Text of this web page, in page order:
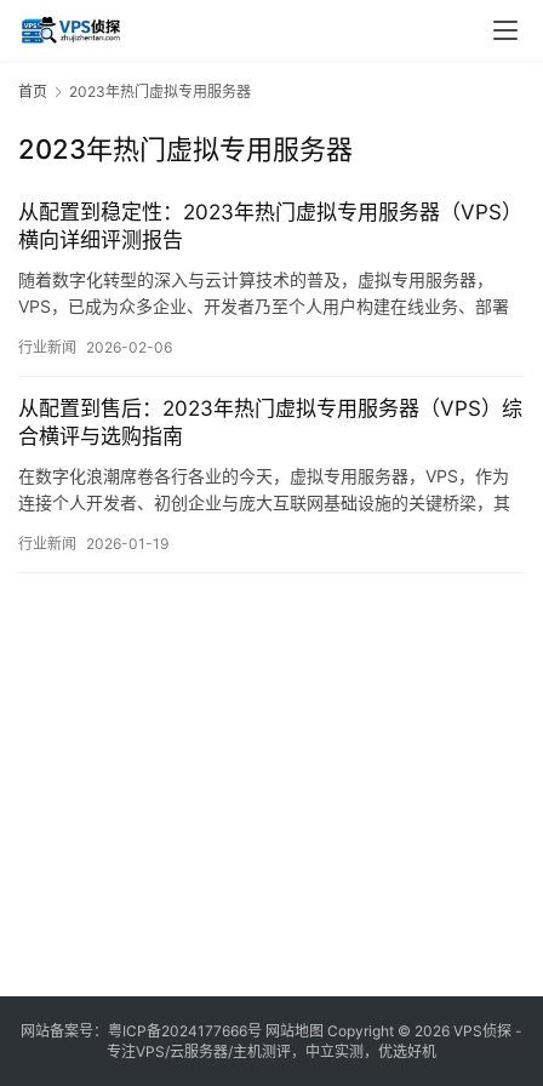
首页 2023年热门虚拟专用服务器
2023年热门虚拟专用服务器
从配置到稳定性：2023年热门虚拟专用服务器（VPS）
横向详细评测报告
随着数字化转型的深入与云计算技术的普及，虚拟专用服务器，
VPS，已成为众多企业、开发者乃至个人用户构建在线业务、部署
在资源独享、控制权限与成本效益之间取得了良好平衡；而与独立
2023年，全球VPS市场在硬件革新、网络升…。
行业新闻 2026-02-06
从配置到售后：2023年热门虚拟专用服务器（VPS）综
合横评与选购指南
在数字化浪潮席卷各行各业的今天，虚拟专用服务器，VPS，作为
连接个人开发者、初创企业与庞大互联网基础设施的关键桥梁，其
的控制权限；相较于动辄数千上万的独立服务器，它又以极具竞争
行业新闻 2026-01-19
网站备案号： 粤ICP备2024177666号 网站地图 Copyright © 2026 VPS侦探 -
专注VPS/云服务器/主机测评，中立实测，优选好机